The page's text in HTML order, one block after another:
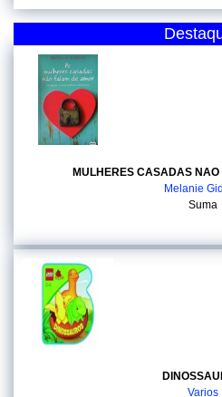
MULHERES CASADAS
Melanie
Suma
Varios